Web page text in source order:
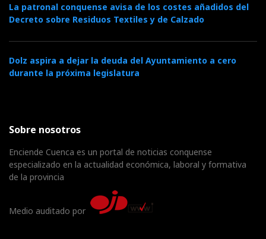
La patronal conquense avisa de los costes añadidos del
Decreto sobre Residuos Textiles y de Calzado
Dolz aspira a dejar la deuda del Ayuntamiento a cero
durante la próxima legislatura
Sobre nosotros
Enciende Cuenca es un portal de noticias conquense
especializado en la actualidad económica, laboral y formativa
de la provincia
Medio auditado por